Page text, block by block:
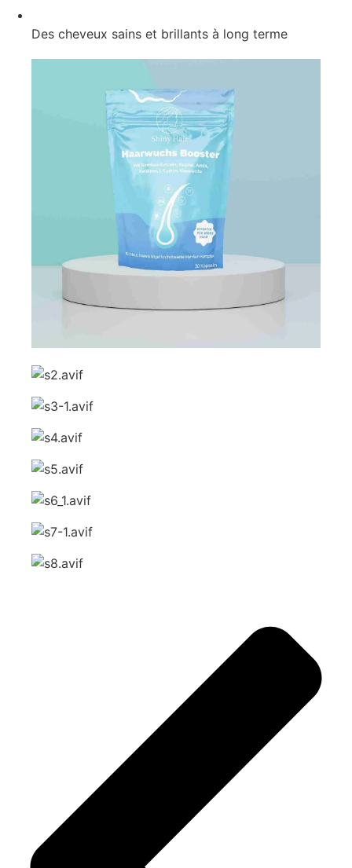
Des cheveux sains et brillants à long terme